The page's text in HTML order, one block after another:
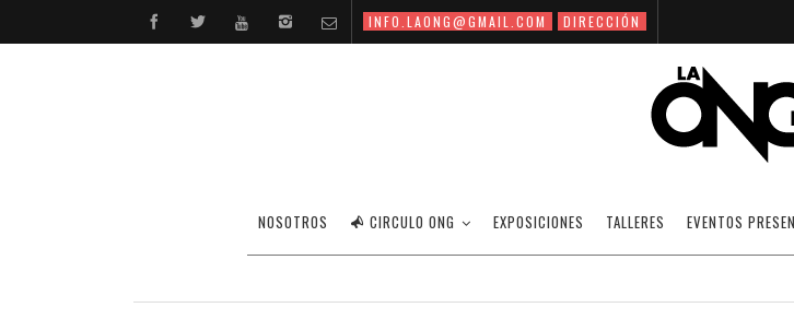
INFO.LAONG@GMAIL.COM DIRECCIÓN
NOSOTROS CIRCULO ONG EXPOSICIONES TALLERES EVENTOS
TALLER BÁSICO DE ARTE
11/02/2009 NOTICIAS · SIN